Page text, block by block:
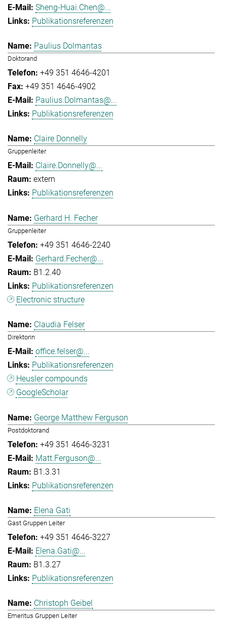
Sheng-Huai.Chen@...
Publikationsreferenzen
Paulius Dolmantas
Doktorand
+49 351 4646-4201
+49 351 4646-4902
Paulius.Dolmantas@...
Publikationsreferenzen
Claire Donnelly
Gruppenleiter
Claire.Donnelly@...
extern
Publikationsreferenzen
Gerhard H. Fecher
Gruppenleiter
+49 351 4646-2240
Gerhard.Fecher@...
B1.2.40
Publikationsreferenzen
Electronic structure
Claudia Felser
Direktorin
office.felser@...
Publikationsreferenzen
Heusler compounds
GoogleScholar
George Matthew Ferguson
Postdoktorand
+49 351 4646-3231
Matt.Ferguson@...
B1.3.31
Publikationsreferenzen
Elena Gati
Gast Gruppen Leiter
+49 351 4646-3227
Elena.Gati@...
B1.3.27
Publikationsreferenzen
Christoph Geibel
Emeritus Gruppen Leiter